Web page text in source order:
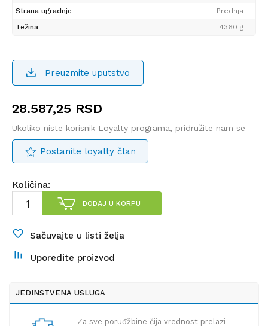
Strana ugradnje
Prednja
Težina
4360 g
Preuzmite uputstvo
28.587,25 RSD
Ukoliko niste korisnik Loyalty programa, pridružite nam se
Postanite loyalty član
Količina:
DODAJ U KORPU
Sačuvajte u listi želja
Uporedite proizvod
JEDINSTVENA USLUGA
Za sve poruđžbine čija vrednost prelazi